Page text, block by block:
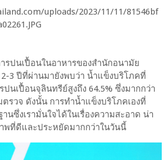
รปนเปื้อนในอาหารของสำนักอนามัย
3 ปีที่ผ่านมายังพบว่า น้ำแข็งบริโภคที่
นเปื้อนจุลินทรีย์สูงถึง 64.5% ซึ่งมากกว่า
รวจ ดังนั้น การทำน้ำแข็งบริโภคเองที่
นซึ่งเรามั่นใจได้ในเรื่องความสะอาด น่า
พที่ดีและประหยัดมากกว่าในวันนี้